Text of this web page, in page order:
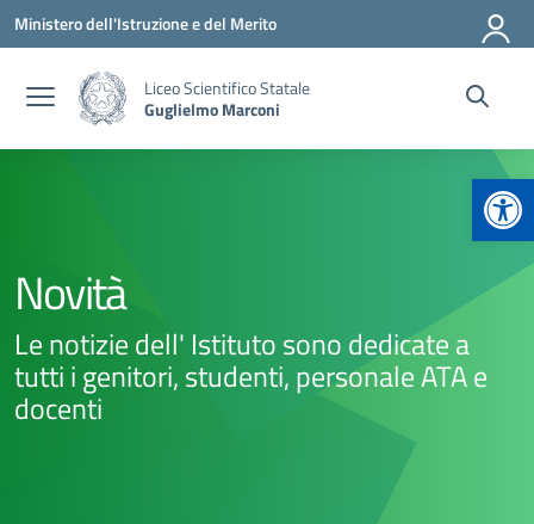
Vai ai contenuti
Vai al menu di navigazione
Vai al footer
Ministero dell'Istruzione e del Merito
Liceo Scientifico Statale
Guglielmo Marconi
Novità
Le notizie dell' Istituto sono dedicate a
tutti i genitori, studenti, personale ATA e
docenti